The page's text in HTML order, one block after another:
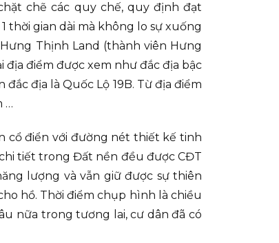
chẽ các quy chế, quy định đạt
gian dài mà không lo sự xuống
Thịnh Land (thành viên Hưng
địa điểm được xem như đắc địa bậc
đắc địa là Quốc Lộ 19B. Từ địa điểm
…
cổ điển với đường nét thiết kế tinh
tiết trong Đất nền đều được CĐT
lượng và vẫn giữ được sự thiên
hồ. Thời điểm chụp hình là chiều
nữa trong tương lai, cư dân đã có